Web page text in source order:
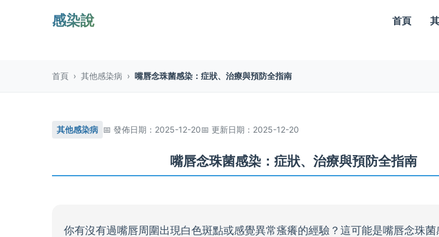
感染說 首頁
首頁 › 其他感染病 › 嘴唇念珠菌感染：症狀、治療與預防全指南
其他感染病 發佈日期：2025-12-20 更新日期：2025-12-20
嘴唇念珠菌感染：症狀、治療與預防全指南
你有沒有過嘴唇周圍出現白色斑點或感覺異常瘙癢的經驗？這可能是嘴唇念珠